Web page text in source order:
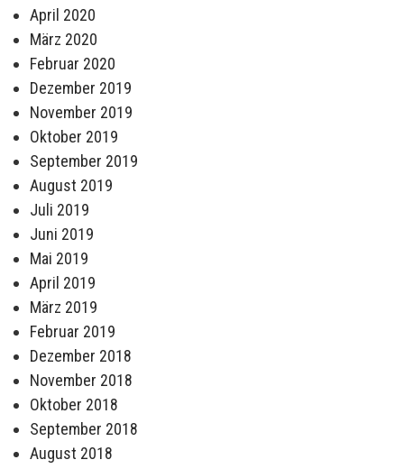
April 2020
März 2020
Februar 2020
Dezember 2019
November 2019
Oktober 2019
September 2019
August 2019
Juli 2019
Juni 2019
Mai 2019
April 2019
März 2019
Februar 2019
Dezember 2018
November 2018
Oktober 2018
September 2018
August 2018